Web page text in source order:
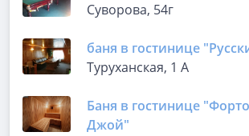
Суворова, 54г
баня в гостинице
Туруханская, 1 А
Баня в гостинице
Джой"